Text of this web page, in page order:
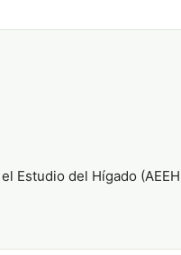
Estudio del Hígado